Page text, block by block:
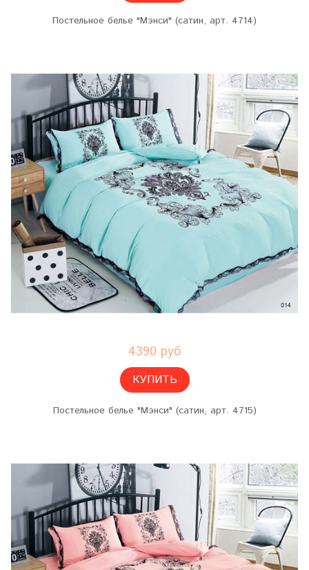
Постельное белье "Мэнси" (сатин, арт. 4714)
4390 руб
КУПИТЬ
Постельное белье "Мэнси" (сатин, арт. 4715)